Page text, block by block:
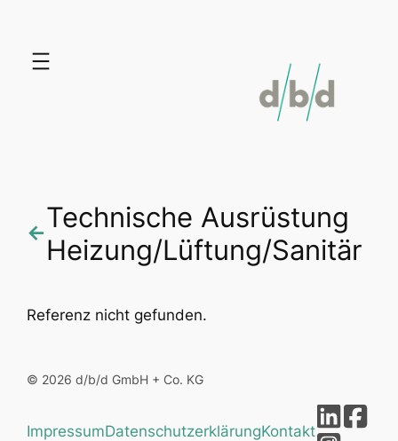
springen
←Technische Ausrüstung
Heizung/Lüftung/Sanitär
Referenz nicht gefunden.
© 2026 d/b/d GmbH + Co. KG
ImpressumDatenschutzerklärungKontakt